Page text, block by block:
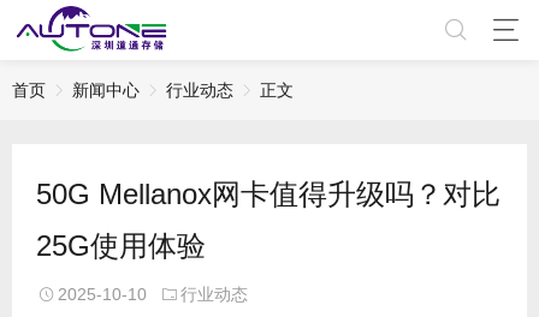
首页 新闻中心 行业动态 正文
50G Mellanox网卡值得升级吗？对比
25G使用体验
2025-10-10 行业动态